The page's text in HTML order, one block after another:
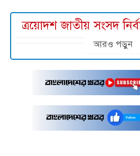
ত্রয়োদশ জাতীয় সংসদ
আরও পড়ুন